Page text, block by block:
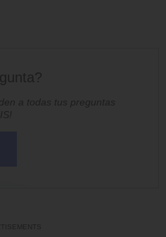
a todas tus preguntas